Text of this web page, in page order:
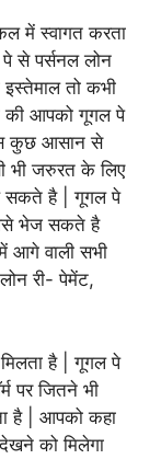
में स्वागत करता
से पर्सनल लोन
तो कभी
की आपको गूगल पे
कुछ आसान से
भी जरुरत के लिए
सकते है | गूगल पे
भेज सकते है
आगे वाली सभी
री- पेमेंट,
है | गूगल पे
पर जितने भी
है | आपको कहा
को मिलेगा